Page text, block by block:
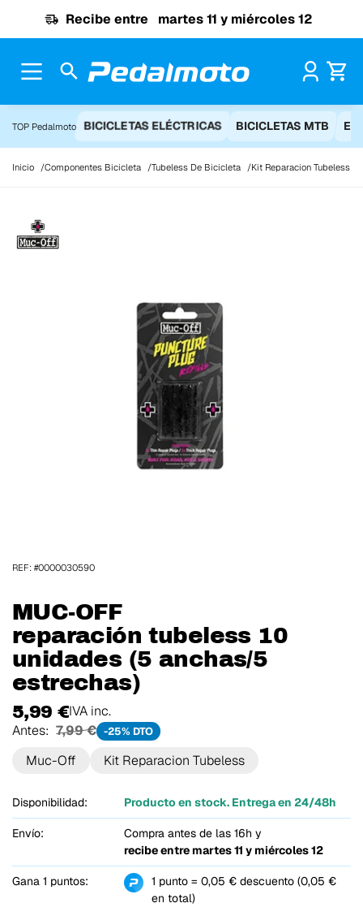
Recibe entre martes 11 y miércoles 12
TOP Pedalmoto BICICLETAS ELÉCTRICAS BICICLETAS MTB
Inicio Componentes Bicicleta Tubeless De Bicicleta Kit Reparacion Tubeless
MUC-OFF
reparación tubeless 10
unidades (5 anchas/5
estrechas)
5,99 €IVA inc.
Antes: 7,99 € -25% DTO
Muc-Off Kit Reparacion Tubeless
Disponibilidad: Producto en stock. Entrega en 24/48h
Envío:
Compra antes de las 16h y
recibe entre martes 11 y miércoles 12
Gana 1 puntos:
1 punto = 0,05 € descuento (0,05 €
en total)
REF: #0000030590